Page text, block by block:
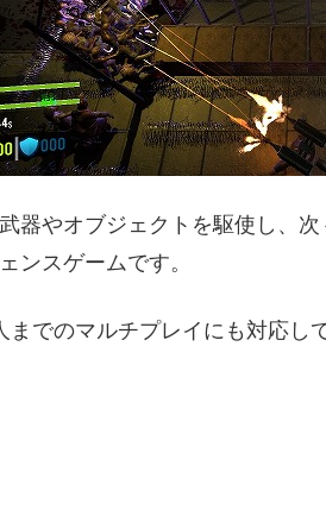
器やオブジェクトを駆使し、
ンスゲームです。
までのマルチプレイにも対応し